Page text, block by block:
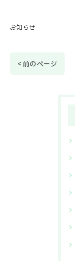
お知らせ
< 前のページ